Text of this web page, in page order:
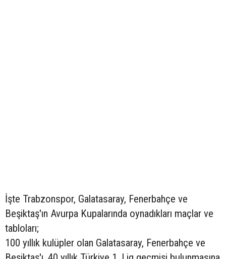
İşte Trabzonspor, Galatasaray, Fenerbahçe ve
Beşiktaş'ın Avurpa Kupalarında oynadıkları maçlar ve
tabloları;
100 yıllık kulüpler olan Galatasaray, Fenerbahçe ve